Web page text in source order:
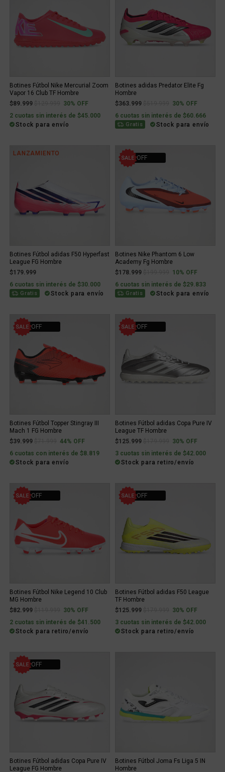
Botines Fútbol Nike Mercurial Zoom
Vapor 16 Club TF Hombre
$89.999
Price reduced from
to30% OFF
2 cuotas sin interés de $45.000
Stock para envío
Botines adidas Predator Elite Fg
Hombre
$363.999
Price reduced from
to30% OFF
6 cuotas sin interés de $60.666
Gratis Stock para envío
LANZAMIENTO
Botines Fútbol adidas F50 Hyperfast
League FG Hombre
$179.999
6 cuotas sin interés de $30.000
Gratis Stock para envío
10% OFF
Botines Nike Phantom 6 Low
Academy Fg Hombre
$178.999
Price reduced from
to10% OFF
6 cuotas sin interés de $29.833
Gratis Stock para envío
44% OFF
Botines Fútbol Topper Stingray III
Mach 1 FG Hombre
$39.999
Price reduced from
to44% OFF
6 cuotas con interés de $8.819
Stock para envío
30% OFF
Botines Fútbol adidas Copa Pure IV
League TF Hombre
$125.999
Price reduced from
to30% OFF
3 cuotas sin interés de $42.000
Stock para retiro/envío
30% OFF
Botines Fútbol Nike Legend 10 Club
MG Hombre
$82.999
Price reduced from
to30% OFF
2 cuotas sin interés de $41.500
Stock para retiro/envío
30% OFF
Botines Fútbol adidas F50 League
TF Hombre
$125.999
Price reduced from
to30% OFF
3 cuotas sin interés de $42.000
Stock para retiro/envío
30% OFF
Botines Fútbol adidas Copa Pure IV
League FG Hombre
Botines Fútbol Joma Fs Liga 5 IN
Hombre